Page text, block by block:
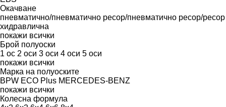
Окачване
пневматично/пневматично ресор/пневматично ресор/ресор
хидравлична
покажи всички
Брой полуоски
1 ос 2 оси 3 оси 4 оси 5 оси
покажи всички
Марка на полуоските
BPW ECO Plus MERCEDES-BENZ
покажи всички
Колесна формула